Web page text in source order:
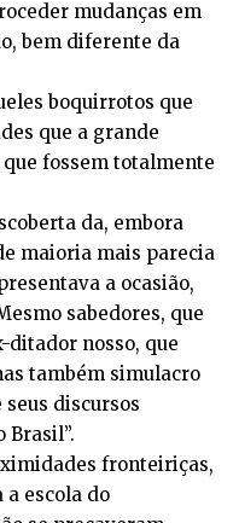
mudanças em
bem diferente da
boquirrotos que
que a grande
fossem totalmente
da, embora
maioria mais parecia
a ocasião,
sabedores, que
ditador nosso, que
também simulacro
discursos
Brasil”.
fronteiriças,
a escola do